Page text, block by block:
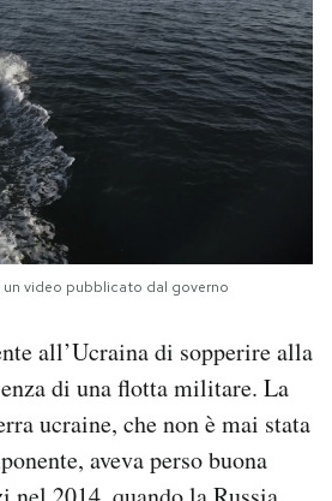
un video pubblicato dal governo
all’Ucraina di sopperire alla
di una flotta militare. La
ucraine, che non è mai stata
aveva perso buona